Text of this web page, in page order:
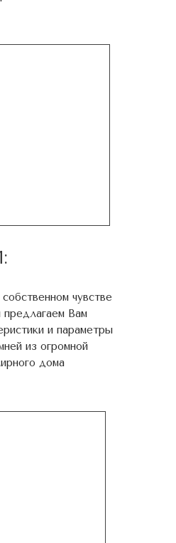
чувстве
предлагаем Вам
и параметры
из огромной
дома